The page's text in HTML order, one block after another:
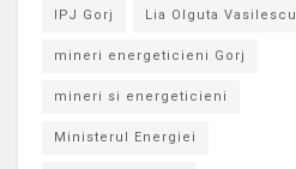
IPJ Gorj Lia Olguta Vasilescu
mineri energeticieni Gorj
mineri si energeticieni
Ministerul Energiei